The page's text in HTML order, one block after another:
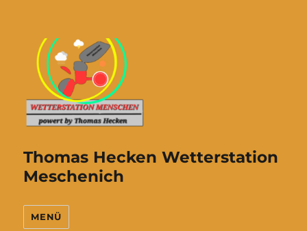
Thomas Hecken Wetterstation
Meschenich
MENÜ